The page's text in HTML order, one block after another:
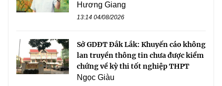
Hương Giang
13:14 04/08/2026
Sở GDĐT Đắk Lắk: Khuyến cáo không
lan truyền thông tin chưa được kiểm
chứng về kỳ thi tốt nghiệp THPT
Ngọc Giàu